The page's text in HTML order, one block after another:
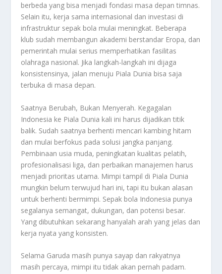
berbeda yang bisa menjadi fondasi masa depan timnas.
Selain itu, kerja sama internasional dan investasi di
infrastruktur sepak bola mulai meningkat. Beberapa
klub sudah membangun akademi berstandar Eropa, dan
pemerintah mulai serius memperhatikan fasilitas
olahraga nasional. Jika langkah-langkah ini dijaga
konsistensinya, jalan menuju Piala Dunia bisa saja
terbuka di masa depan.
Saatnya Berubah, Bukan Menyerah. Kegagalan
Indonesia ke Piala Dunia kali ini harus dijadikan titik
balik. Sudah saatnya berhenti mencari kambing hitam
dan mulai berfokus pada solusi jangka panjang.
Pembinaan usia muda, peningkatan kualitas pelatih,
profesionalisasi liga, dan perbaikan manajemen harus
menjadi prioritas utama. Mimpi tampil di Piala Dunia
mungkin belum terwujud hari ini, tapi itu bukan alasan
untuk berhenti bermimpi. Sepak bola Indonesia punya
segalanya semangat, dukungan, dan potensi besar.
Yang dibutuhkan sekarang hanyalah arah yang jelas dan
kerja nyata yang konsisten.
Selama Garuda masih punya sayap dan rakyatnya
masih percaya, mimpi itu tidak akan pernah padam.